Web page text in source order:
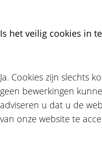
Is het veilig cookies in
Ja. Cookies zijn slechts
geen bewerkingen
adviseren u dat u de
van onze website te